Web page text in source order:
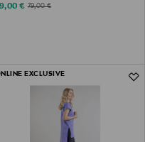
Price
€ Original Price
79,00 €
EXCLUSIVE